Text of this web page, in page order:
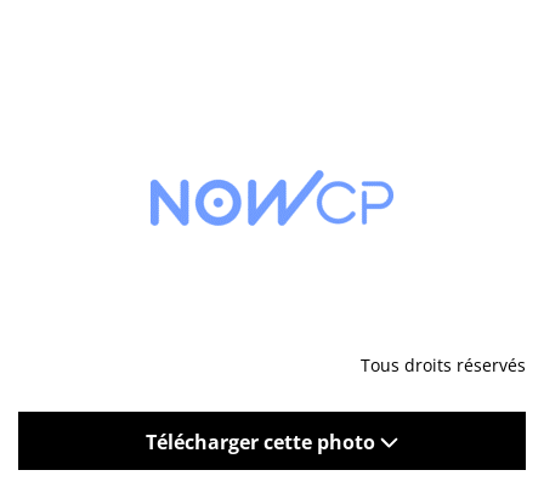
Tous droits réservés
Télécharger cette photo